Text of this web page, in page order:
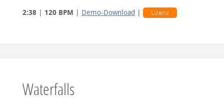
2:38| 120 BPM Demo-Download Lizenz
Waterfalls